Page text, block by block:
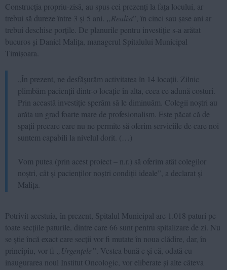
Construcția propriu-zisă, au spus cei prezenți la fața locului, ar
trebui să dureze între 3 și 5 ani. „Realist”, în cinci sau șase ani ar
trebui deschise porțile. De planurile pentru investiție s-a arătat
bucuros și Daniel Malița, managerul Spitalului Municipal
Timișoara.
„În prezent, ne desfășurăm activitatea în 14 locații. Zilnic
plimbăm pacienții dintr-o locație în alta, ceea ce adună costuri.
Prin această investiție sperăm să le diminuăm. Colegii noștri au
arăta un grad foarte mare de profesionalism. Este păcat că de
spații precare care nu ne permite să oferim serviciile de care noi
suntem capabili la nivelul dorit. (…)
Vom putea (prin acest proiect – n.r.) să oferim atât colegilor
noștri, cât și pacienților noștri condiții ideale”, a declarat și
Malița.
Potrivit acestuia, în prezent, Spitalul Municipal are 1.018 paturi pe
toate secțiile paturile, dintre care 66 sunt pentru spitalizare de zi. Nu
se știe încă exact care secții vor fi mutate în noua clădire, dar, în
principiu, vor fi „Urgențele” . Vestea bună e și că, odată cu
inaugurarea noul Institut Oncologic, vor eliberate și alte câteva